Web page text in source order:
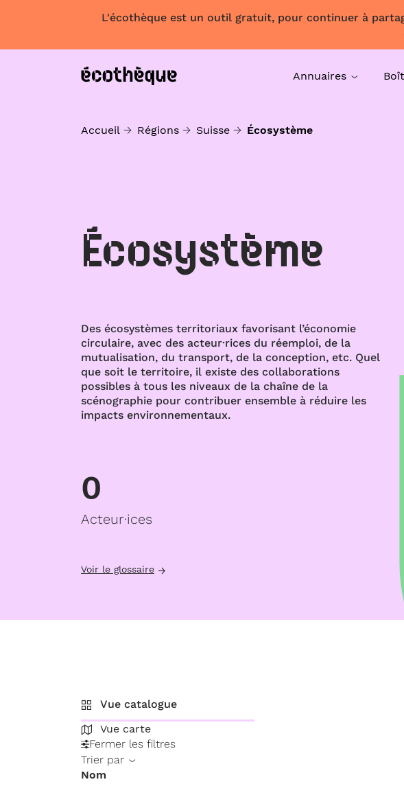
L'écothèque est un outil gratuit, pour continuer à
Annuaires
Accueil Régions Suisse Écosystème
Écosystème
Des écosystèmes territoriaux favorisant l’économie
circulaire, avec des acteur·rices du réemploi, de la
mutualisation, du transport, de la conception, etc. Quel
que soit le territoire, il existe des collaborations
possibles à tous les niveaux de la chaîne de la
scénographie pour contribuer ensemble à réduire les
impacts environnementaux.
0
Acteur·ices
Voir le glossaire
Vue catalogue
Vue carte
Fermer les filtres
Trier par
Nom